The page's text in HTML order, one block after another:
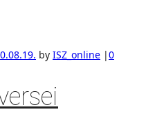
by ISZ_online |0